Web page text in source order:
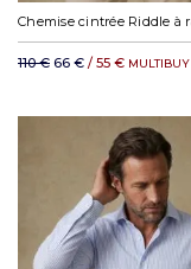
110 € 66 € / 55 € MULTIBUY